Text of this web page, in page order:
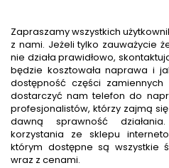
Zapraszamy wszystkich
z nami. Jeżeli tylko zauważycie
nie działa prawidłowo,
będzie kosztowała naprawa i
dostępność części
dostarczyć nam telefon do
profesjonalistów, którzy zajmą
dawną sprawność
korzystania ze sklepu
którym dostępne są wszystkie
wraz z cenami.